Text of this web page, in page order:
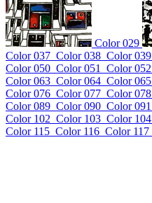
Color 029
Color 037 Color 038 Color 039
Color 050 Color 051 Color 052
Color 063 Color 064 Color 065
Color 076 Color 077 Color 078
Color 089 Color 090 Color 091
Color 102 Color 103 Color 104
Color 115 Color 116 Color 117